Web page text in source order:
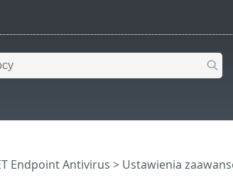
Endpoint Antivirus > Ustawienia